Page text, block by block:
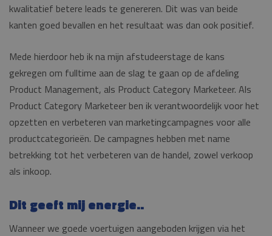
kwalitatief betere leads te genereren. Dit was van beide
kanten goed bevallen en het resultaat was dan ook positief.
Mede hierdoor heb ik na mijn afstudeerstage de kans
gekregen om fulltime aan de slag te gaan op de afdeling
Product Management, als Product Category Marketeer. Als
Product Category Marketeer ben ik verantwoordelijk voor het
opzetten en verbeteren van marketingcampagnes voor alle
productcategorieën. De campagnes hebben met name
betrekking tot het verbeteren van de handel, zowel verkoop
als inkoop.
Dit geeft mij energie..
Wanneer we goede voertuigen aangeboden krijgen via het